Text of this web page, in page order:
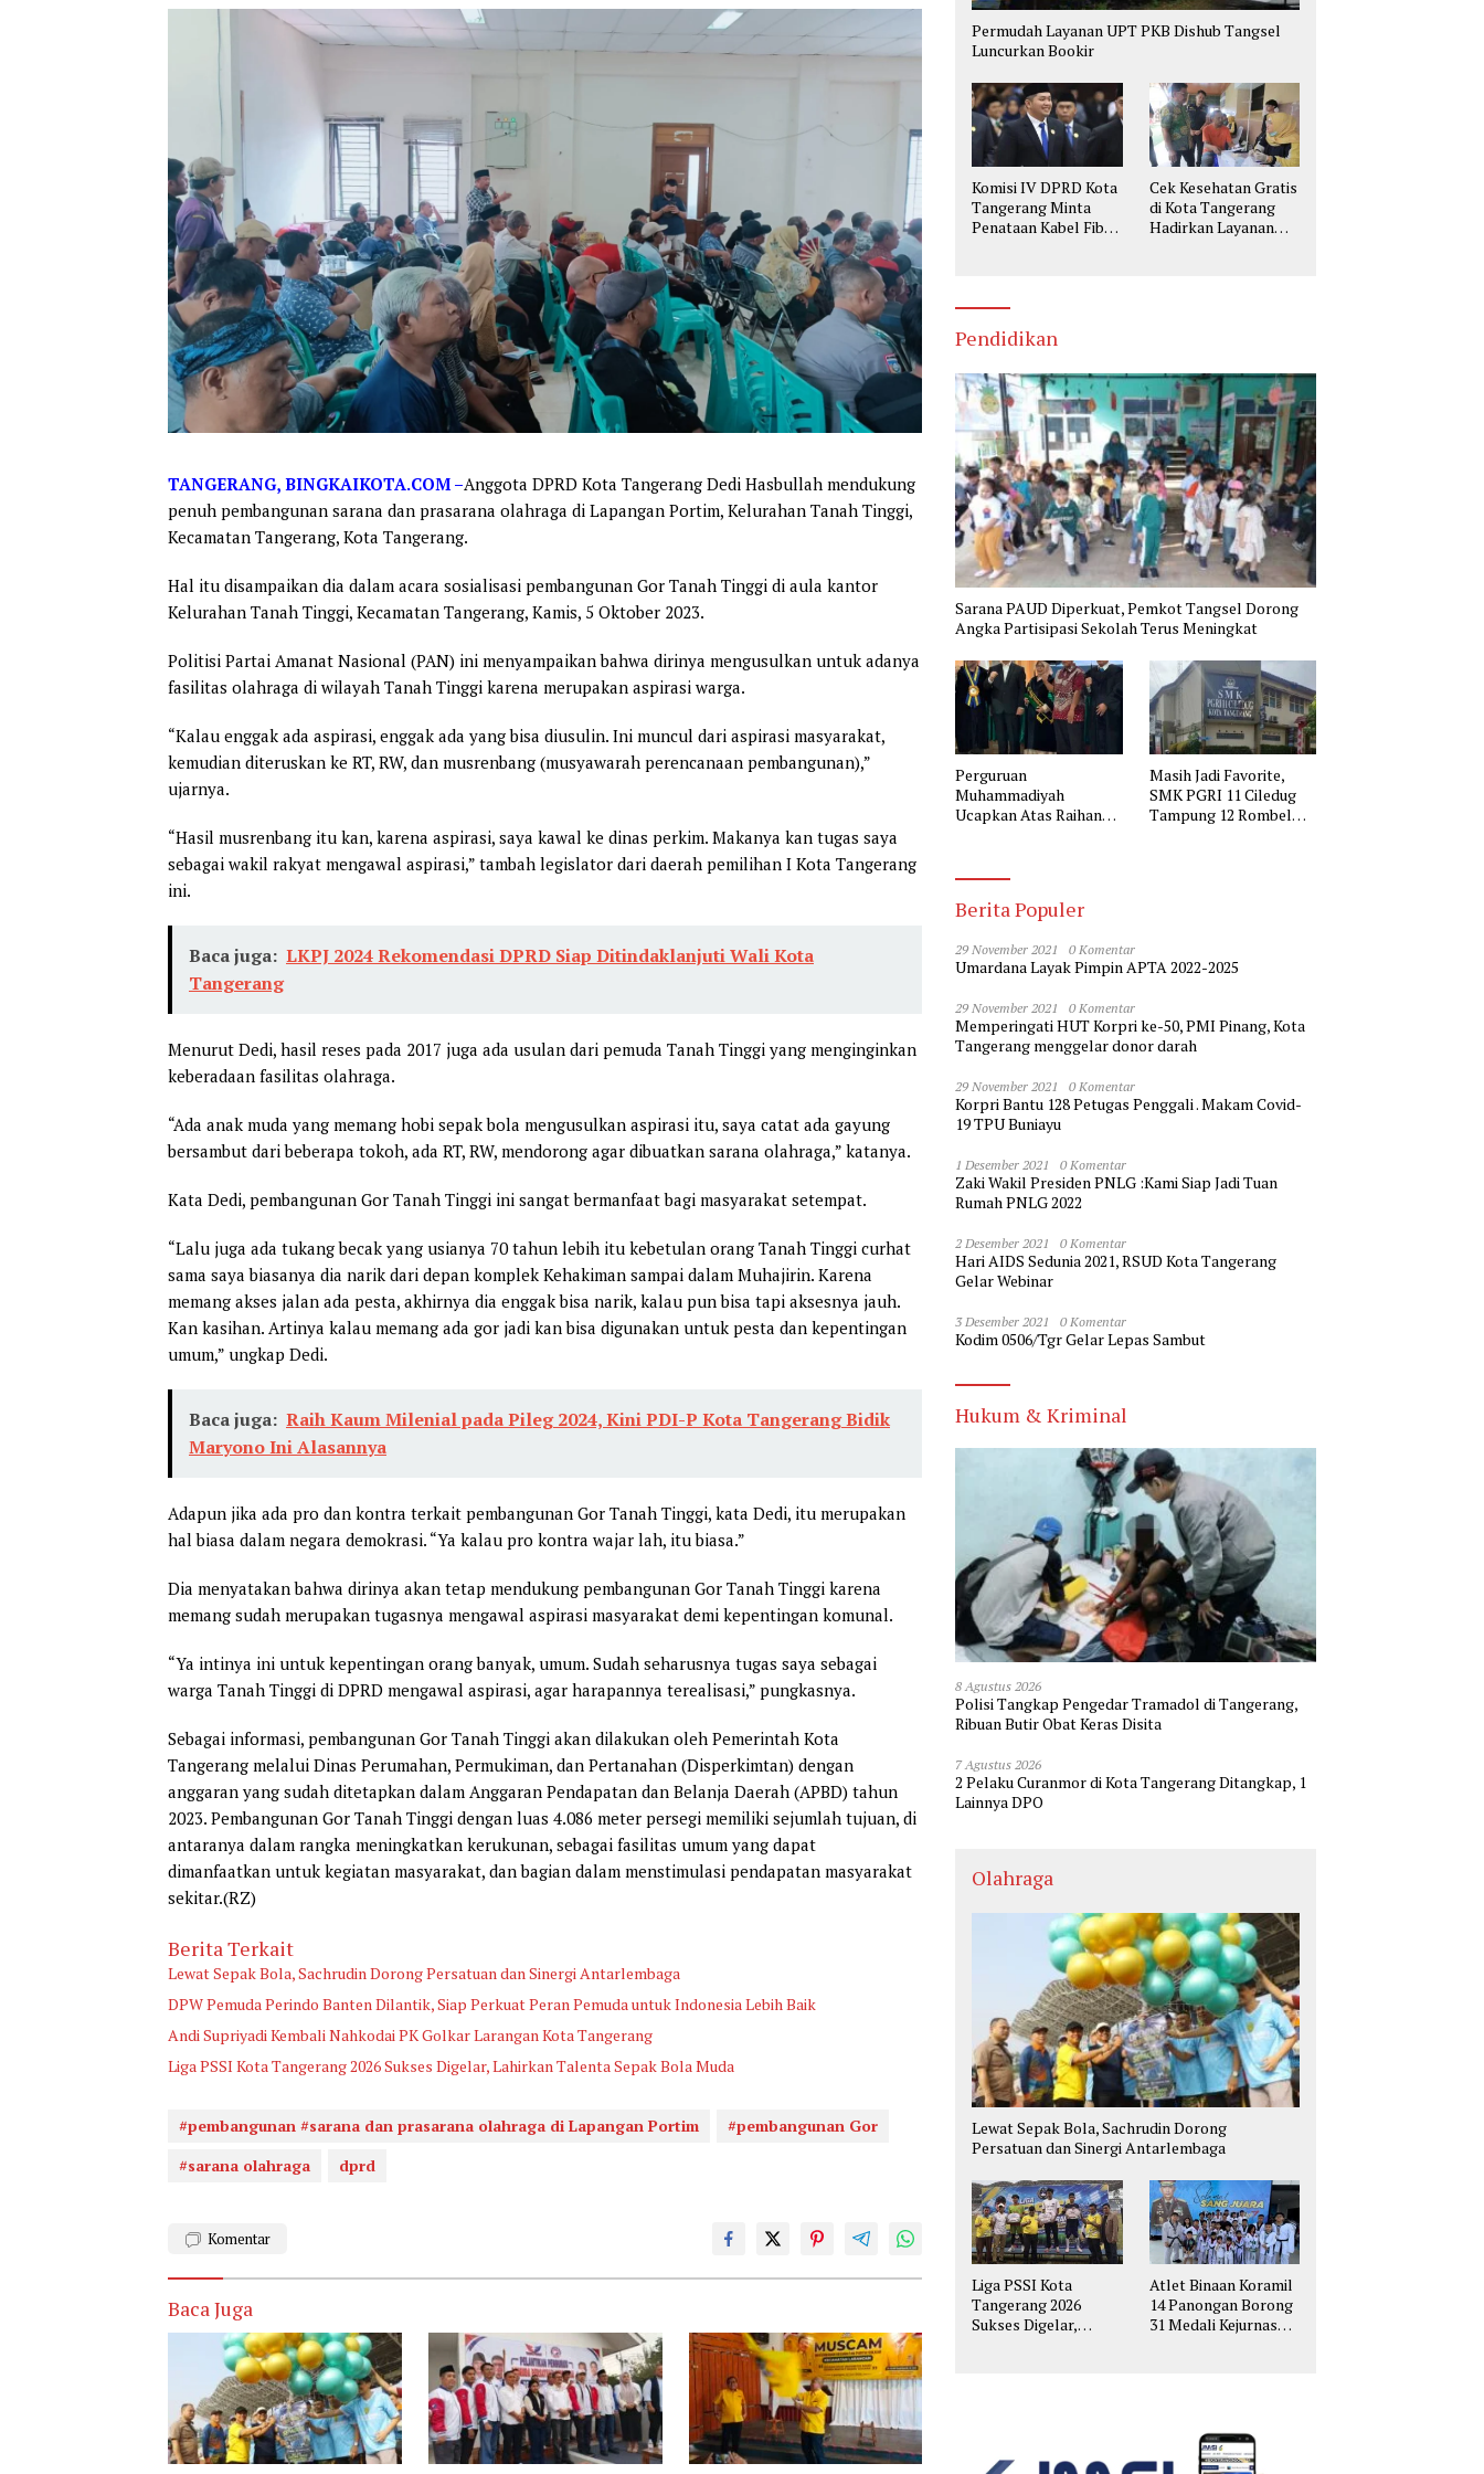
TANGERANG, BINGKAIKOTA.COM –Anggota DPRD Kota Tangerang Dedi Hasbullah mendukung
penuh pembangunan sarana dan prasarana olahraga di Lapangan Portim, Kelurahan Tanah Tinggi,
Kecamatan Tangerang, Kota Tangerang.
Hal itu disampaikan dia dalam acara sosialisasi pembangunan Gor Tanah Tinggi di aula kantor
Kelurahan Tanah Tinggi, Kecamatan Tangerang, Kamis, 5 Oktober 2023.
Politisi Partai Amanat Nasional (PAN) ini menyampaikan bahwa dirinya mengusulkan untuk adanya
fasilitas olahraga di wilayah Tanah Tinggi karena merupakan aspirasi warga.
“Kalau enggak ada aspirasi, enggak ada yang bisa diusulin. Ini muncul dari aspirasi masyarakat,
kemudian diteruskan ke RT, RW, dan musrenbang (musyawarah perencanaan pembangunan),”
ujarnya.
“Hasil musrenbang itu kan, karena aspirasi, saya kawal ke dinas perkim. Makanya kan tugas saya
sebagai wakil rakyat mengawal aspirasi,” tambah legislator dari daerah pemilihan I Kota Tangerang
ini.
Baca juga: LKPJ 2024 Rekomendasi DPRD Siap Ditindaklanjuti Wali Kota
Tangerang
Menurut Dedi, hasil reses pada 2017 juga ada usulan dari pemuda Tanah Tinggi yang menginginkan
keberadaan fasilitas olahraga.
“Ada anak muda yang memang hobi sepak bola mengusulkan aspirasi itu, saya catat ada gayung
bersambut dari beberapa tokoh, ada RT, RW, mendorong agar dibuatkan sarana olahraga,” katanya.
Kata Dedi, pembangunan Gor Tanah Tinggi ini sangat bermanfaat bagi masyarakat setempat.
“Lalu juga ada tukang becak yang usianya 70 tahun lebih itu kebetulan orang Tanah Tinggi curhat
sama saya biasanya dia narik dari depan komplek Kehakiman sampai dalam Muhajirin. Karena
memang akses jalan ada pesta, akhirnya dia enggak bisa narik, kalau pun bisa tapi aksesnya jauh.
Kan kasihan. Artinya kalau memang ada gor jadi kan bisa digunakan untuk pesta dan kepentingan
umum,” ungkap Dedi.
Baca juga: Raih Kaum Milenial pada Pileg 2024, Kini PDI-P Kota Tangerang Bidik
Maryono Ini Alasannya
Adapun jika ada pro dan kontra terkait pembangunan Gor Tanah Tinggi, kata Dedi, itu merupakan
hal biasa dalam negara demokrasi. “Ya kalau pro kontra wajar lah, itu biasa.”
Dia menyatakan bahwa dirinya akan tetap mendukung pembangunan Gor Tanah Tinggi karena
memang sudah merupakan tugasnya mengawal aspirasi masyarakat demi kepentingan komunal.
“Ya intinya ini untuk kepentingan orang banyak, umum. Sudah seharusnya tugas saya sebagai
warga Tanah Tinggi di DPRD mengawal aspirasi, agar harapannya terealisasi,” pungkasnya.
Sebagai informasi, pembangunan Gor Tanah Tinggi akan dilakukan oleh Pemerintah Kota
Tangerang melalui Dinas Perumahan, Permukiman, dan Pertanahan (Disperkimtan) dengan
anggaran yang sudah ditetapkan dalam Anggaran Pendapatan dan Belanja Daerah (APBD) tahun
2023. Pembangunan Gor Tanah Tinggi dengan luas 4.086 meter persegi memiliki sejumlah tujuan, di
antaranya dalam rangka meningkatkan kerukunan, sebagai fasilitas umum yang dapat
dimanfaatkan untuk kegiatan masyarakat, dan bagian dalam menstimulasi pendapatan masyarakat
sekitar.(RZ)
Berita Terkait
Lewat Sepak Bola, Sachrudin Dorong Persatuan dan Sinergi Antarlembaga
DPW Pemuda Perindo Banten Dilantik, Siap Perkuat Peran Pemuda untuk Indonesia Lebih Baik
Andi Supriyadi Kembali Nahkodai PK Golkar Larangan Kota Tangerang
Liga PSSI Kota Tangerang 2026 Sukses Digelar, Lahirkan Talenta Sepak Bola Muda
#pembangunan #sarana dan prasarana olahraga di Lapangan Portim
#pembangunan Gor
#sarana olahraga
dprd
Komentar
Baca Juga
Permudah Layanan UPT PKB Dishub Tangsel
Luncurkan Bookir
Komisi IV DPRD Kota
Tangerang Minta
Penataan Kabel Fiber
Cek Kesehatan Gratis
di Kota Tangerang
Hadirkan Layanan
Pendidikan
Sarana PAUD Diperkuat, Pemkot Tangsel Dorong
Angka Partisipasi Sekolah Terus Meningkat
Perguruan
Muhammadiyah
Ucapkan Atas Raihan
Tangerang
Masih Jadi Favorite,
SMK PGRI 11 Ciledug
Tampung 12 Rombel
Berita Populer
29 November 2021 0 Komentar
Umardana Layak Pimpin APTA 2022-2025
29 November 2021 0 Komentar
Memperingati HUT Korpri ke-50, PMI Pinang, Kota
Tangerang menggelar donor darah
29 November 2021 0 Komentar
Korpri Bantu 128 Petugas Penggali . Makam Covid-
19 TPU Buniayu
1 Desember 2021 0 Komentar
Zaki Wakil Presiden PNLG :Kami Siap Jadi Tuan
Rumah PNLG 2022
2 Desember 2021 0 Komentar
Hari AIDS Sedunia 2021, RSUD Kota Tangerang
Gelar Webinar
3 Desember 2021 0 Komentar
Kodim 0506/Tgr Gelar Lepas Sambut
Hukum & Kriminal
8 Agustus 2026
Polisi Tangkap Pengedar Tramadol di Tangerang,
Ribuan Butir Obat Keras Disita
7 Agustus 2026
2 Pelaku Curanmor di Kota Tangerang Ditangkap, 1
Lainnya DPO
Olahraga
Lewat Sepak Bola, Sachrudin Dorong
Persatuan dan Sinergi Antarlembaga
Liga PSSI Kota
Tangerang 2026
Sukses Digelar,
Atlet Binaan Koramil
14 Panongan Borong
31 Medali Kejurnas